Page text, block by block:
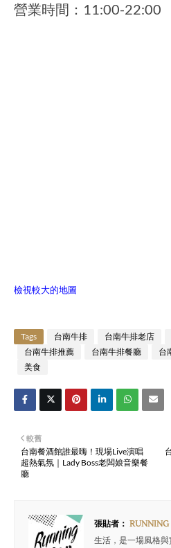
營業時間：11:00-22:00
檢視較大的地圖
Tags 台南牛排 台南牛排老店
台南牛排推薦
台南牛排餐廳 台
美食
較舊
台南餐酒館誰最嗨！現場Live演唱
超熱氣氛｜Lady Boss老闆娘音樂餐
廳
張貼者：
生活，是一場風格